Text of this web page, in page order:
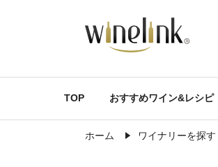
TOP おすすめワイン&レシピ
ホーム ワイナリーを探す